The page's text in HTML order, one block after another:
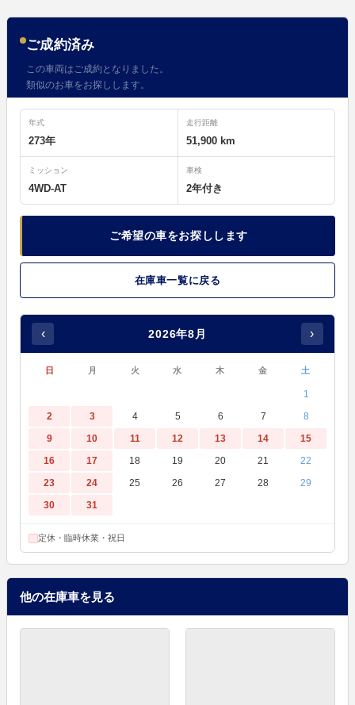
ご成約済み
この車両はご成約となりました。
類似のお車をお探しします。
年式
273年
走行距離
51,900 km
ミッション
4WD-AT
車検
2年付き
ご希望の車をお探しします
在庫車一覧に戻る
‹ 2026年8月 ›
日 月 火 水 木 金 土
1
2
3 4 5 6 7
8
9
10 11 12 13 14
15
16
17 18 19 20 21
22
23
24 25 26 27 28
29
30
31
定休・臨時休業・祝日
他の在庫車を見る